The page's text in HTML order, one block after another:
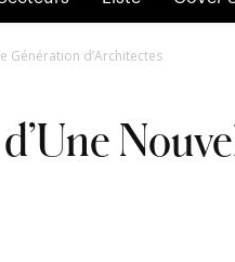
Génération d’Architectes